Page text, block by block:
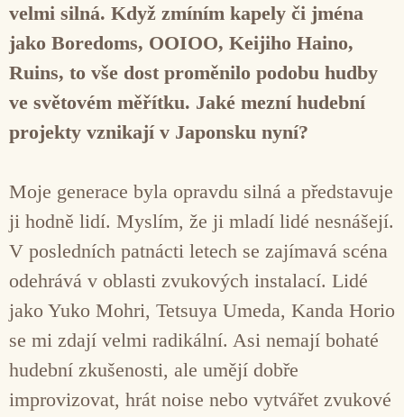
velmi silná. Když zmíním kapely či jména
jako Boredoms, OOIOO, Keijiho Haino,
Ruins, to vše dost proměnilo podobu hudby
ve světovém měřítku. Jaké mezní hudební
projekty vznikají v Japonsku nyní?
Moje generace byla opravdu silná a představuje
ji hodně lidí. Myslím, že ji mladí lidé nesnášejí.
V posledních patnácti letech se zajímavá scéna
odehrává v oblasti zvukových instalací. Lidé
jako Yuko Mohri, Tetsuya Umeda, Kanda Horio
se mi zdají velmi radikální. Asi nemají bohaté
hudební zkušenosti, ale umějí dobře
improvizovat, hrát noise nebo vytvářet zvukové